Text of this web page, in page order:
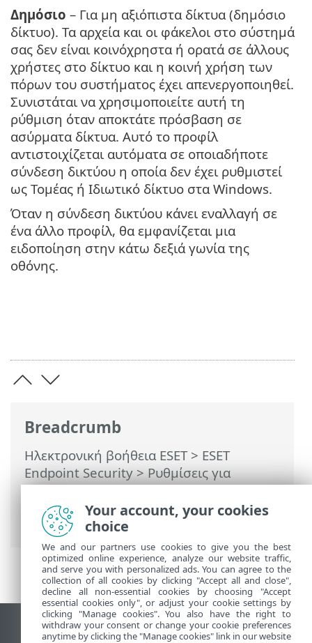
Breadcrumb
Ηλεκτρονική βοήθεια ESET> ESET
Endpoint Security>Ρυθμίσεις για
προχωρημένους>Προστασίες>
Προστασία πρόσβασης στο δίκτυο>
Προφίλ σύνδεσης δικτύου
Δημόσιο – Για μη αξιόπιστα δίκτυα (δημόσιο
δίκτυο). Τα αρχεία και οι φάκελοι στο σύστημά
σας δεν είναι κοινόχρηστα ή ορατά σε άλλους
χρήστες στο δίκτυο και η κοινή χρήση των
πόρων του συστήματος έχει απενεργοποιηθεί.
Συνιστάται να χρησιμοποιείτε αυτή τη
ρύθμιση όταν αποκτάτε πρόσβαση σε
ασύρματα δίκτυα. Αυτό το προφίλ
αντιστοιχίζεται αυτόματα σε οποιαδήποτε
σύνδεση δικτύου η οποία δεν έχει ρυθμιστεί
ως Τομέας ή Ιδιωτικό δίκτυο στα Windows.
Όταν η σύνδεση δικτύου κάνει εναλλαγή σε
ένα άλλο προφίλ, θα εμφανίζεται μια
ειδοποίηση στην κάτω δεξιά γωνία της
οθόνης.
Προβολή ιστότοπου επιφάνειας εργασίας
Your account, your cookies
choice
We and our partners use cookies to give you the best
optimized online experience, analyze our website traffic,
and serve you with personalized ads. You can agree to the
collection of all cookies by clicking "Accept all and close",
decline all non-essential cookies by choosing "Accept
essential cookies only", or adjust your cookie settings by
clicking "Manage cookies". You also have the right to
withdraw your consent or change your cookie preferences
anytime by clicking the "Manage cookies" link in our website